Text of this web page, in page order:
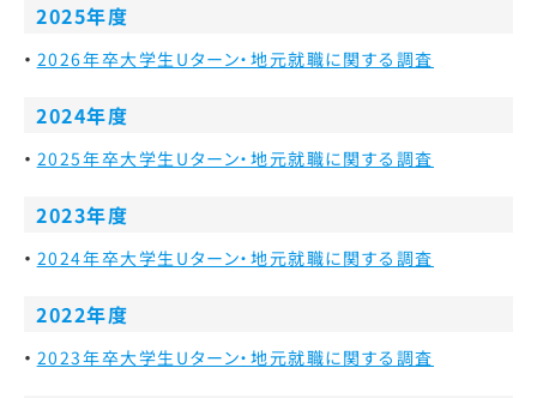
2025年度
2026年卒大学生Uターン・地元就職に関する調査
2024年度
2025年卒大学生Uターン・地元就職に関する調査
2023年度
2024年卒大学生Uターン・地元就職に関する調査
2022年度
2023年卒大学生Uターン・地元就職に関する調査